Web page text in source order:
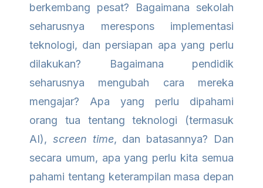
berkembang pesat? Bagaimana sekolah
seharusnya merespons implementasi
teknologi, dan persiapan apa yang perlu
dilakukan? Bagaimana pendidik
seharusnya mengubah cara mereka
mengajar? Apa yang perlu dipahami
orang tua tentang teknologi (termasuk
AI), screen time, dan batasannya? Dan
secara umum, apa yang perlu kita semua
pahami tentang keterampilan masa depan